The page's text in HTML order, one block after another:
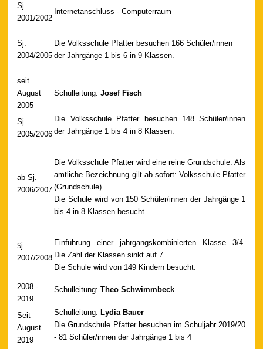
Sj.
2001/2002
Internetanschluss - Computerraum
Sj.
2004/2005
Die Volksschule Pfatter besuchen 166 Schüler/innen
der Jahrgänge 1 bis 6 in 9 Klassen.
seit
August
2005
Schulleitung:Josef Fisch
Sj.
2005/2006
Die Volksschule Pfatter besuchen 148 Schüler/innen
der Jahrgänge 1 bis 4 in 8 Klassen.
ab Sj.
2006/2007
Die Volksschule Pfatter wird eine reine Grundschule. Als
amtliche Bezeichnung gilt ab sofort: Volksschule Pfatter
(Grundschule).
Die Schule wird von 150 Schüler/innen der Jahrgänge 1
bis 4 in 8 Klassen besucht.
Sj.
2007/2008
Einführung einer jahrgangskombinierten Klasse 3/4.
Die Zahl der Klassen sinkt auf 7.
Die Schule wird von 149 Kindern besucht.
2008 -
2019
Schulleitung:Theo Schwimmbeck
Seit
August
2019
Schulleitung: Lydia Bauer
Die Grundschule Pfatter besuchen im Schuljahr 2019/20
- 81 Schüler/innen der Jahrgänge 1 bis 4